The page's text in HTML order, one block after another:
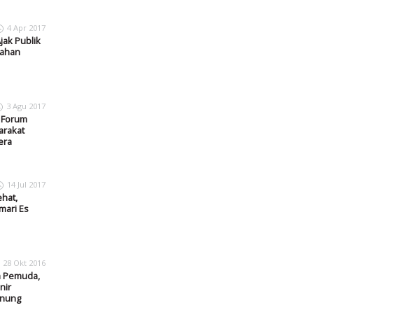
4 Apr 2017
Publik
3 Agu 2017
14 Jul 2017
Es
28 Okt 2016